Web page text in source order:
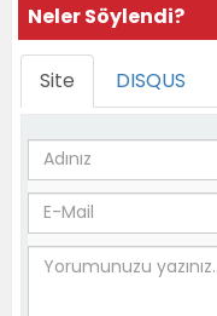
Neler Söylendi?
Site DISQUS